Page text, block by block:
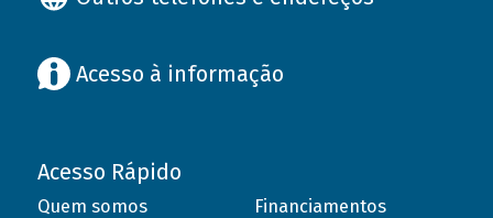
Acesso à informação
Acesso Rápido
Quem somos
Financiamentos